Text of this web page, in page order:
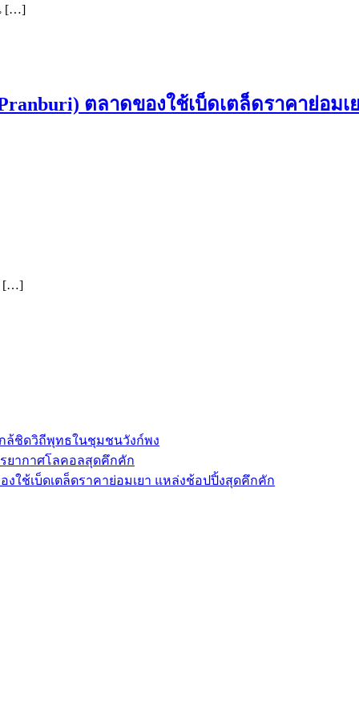
[…]
ตลาดของใช้เบ็ดเตล็ดราคาย่อม
[…]
ล้ชิดวิถีพุทธในชุมชนวังก์พง
ยากาศโลคอลสุดคึกคัก
งใช้เบ็ดเตล็ดราคาย่อมเยา แหล่งช้อปปิ้งสุดคึกคัก